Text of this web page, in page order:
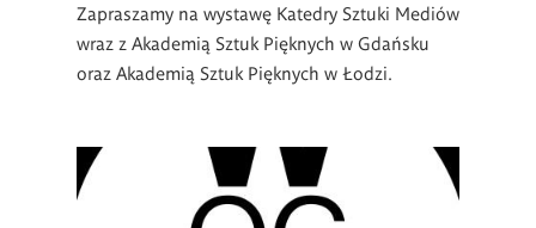
Zapraszamy na wystawę Katedry Sztuki Mediów
wraz z Akademią Sztuk Pięknych w Gdańsku
oraz Akademią Sztuk Pięknych w Łodzi.